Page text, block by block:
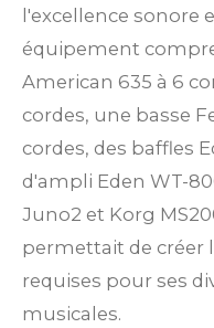
l'excellence sonore
équipement
American 635 à 6
cordes, une basse
cordes, des baffles
d'ampli Eden WT-
Juno2 et Korg
permettait de créer
requises pour ses
musicales.